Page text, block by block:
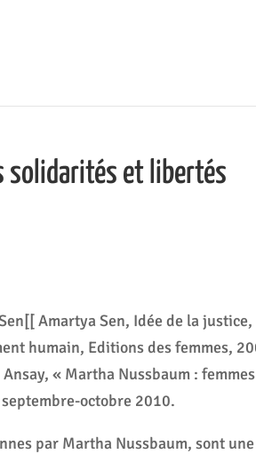
solidarités et libertés
Amartya Sen, Idée de la justice,
humain, Editions des femmes,
« Martha Nussbaum :
octobre 2010.
par Martha Nussbaum, sont une